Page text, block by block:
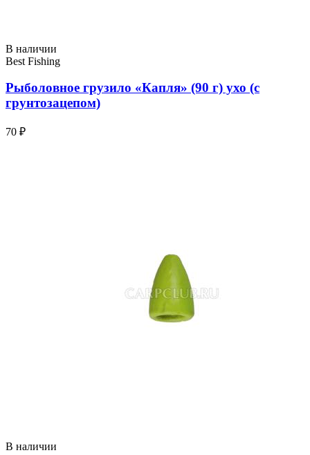
В наличии
Best Fishing
Рыболовное грузило «Капля» (90 г) ухо (с
грунтозацепом)
70 ₽
В наличии